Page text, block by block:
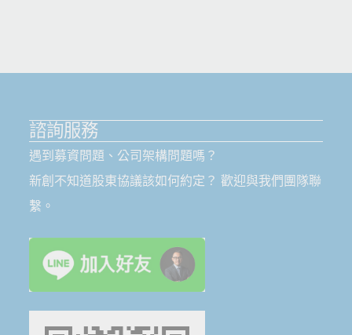
諮詢服務
遇到募資問題、公司架構問題嗎？
新創不知道股東協議該如何約定？ 歡迎與我們團隊聯
繫。